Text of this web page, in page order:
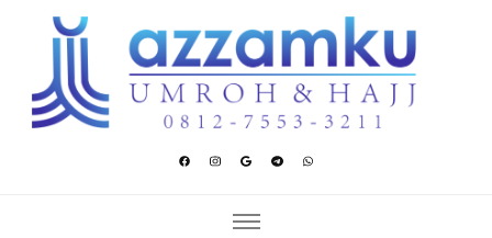
Azzamku Umroh dan Hajj